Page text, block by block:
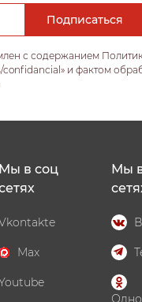
с содержанием
и фактом
Мы в соц
Max
Мы